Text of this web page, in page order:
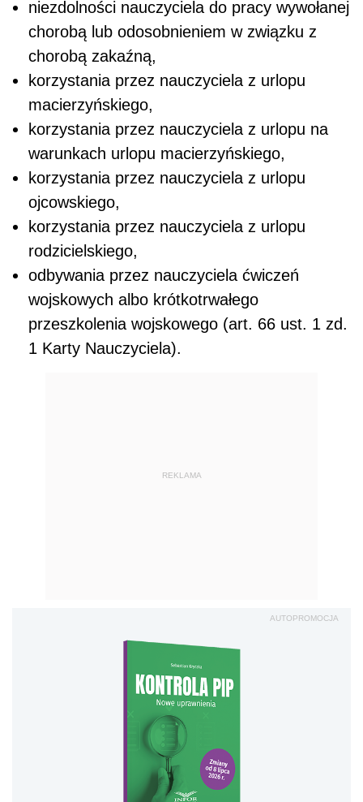
korzystania przez nauczyciela z urlopu
rodzicielskiego,
odbywania przez nauczyciela ćwiczeń
wojskowych albo krótkotrwałego
przeszkolenia wojskowego (art. 66 ust. 1 zd.
1 Karty Nauczyciela).
Kontrola PIP. Nowe
uprawnienia